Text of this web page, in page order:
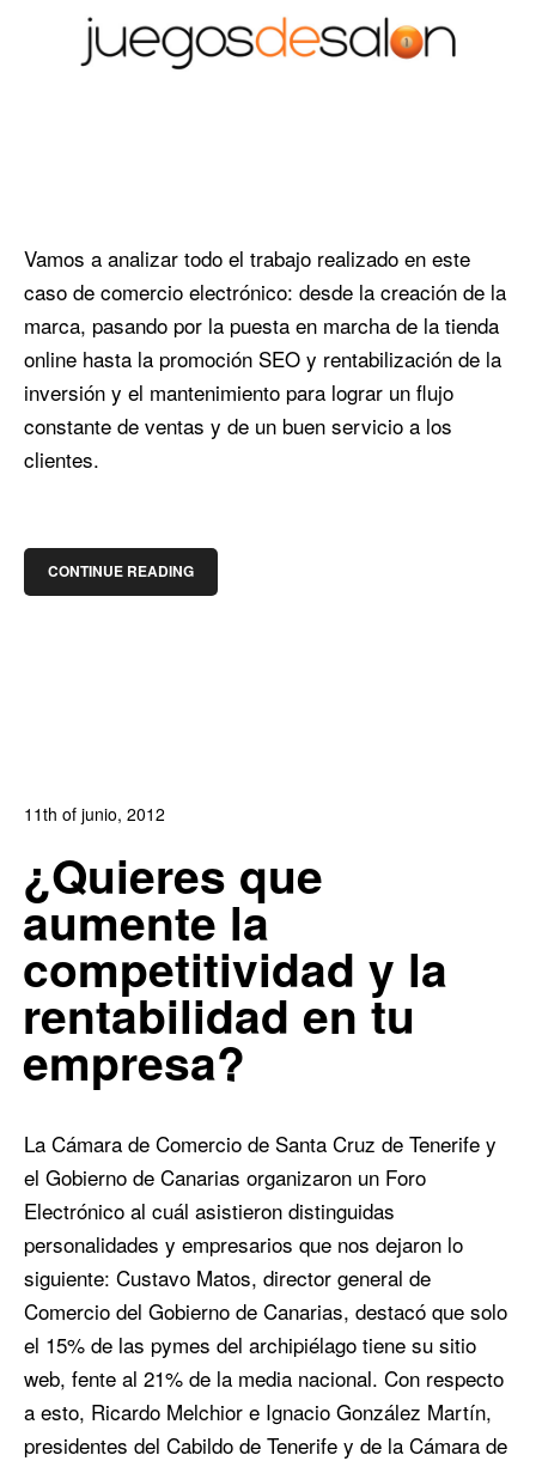
Vamos a analizar todo el trabajo realizado en este
caso de comercio electrónico: desde la creación de la
marca, pasando por la puesta en marcha de la tienda
online hasta la promoción SEO y rentabilización de la
inversión y el mantenimiento para lograr un flujo
constante de ventas y de un buen servicio a los
clientes.
CONTINUE READING
11th of junio, 2012
0
¿Quieres que
aumente la
competitividad y la
rentabilidad en tu
empresa?
La Cámara de Comercio de Santa Cruz de Tenerife y
el Gobierno de Canarias organizaron un Foro
Electrónico al cuál asistieron distinguidas
personalidades y empresarios que nos dejaron lo
siguiente: Custavo Matos, director general de
Comercio del Gobierno de Canarias, destacó que solo
el 15% de las pymes del archipiélago tiene su sitio
web, fente al 21% de la media nacional. Con respecto
a esto, Ricardo Melchior e Ignacio González Martín,
presidentes del Cabildo de Tenerife y de la Cámara de